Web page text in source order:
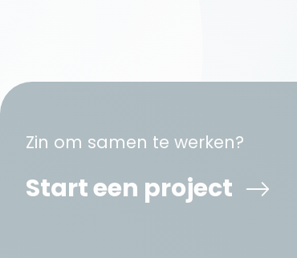
Zin om samen te werken?
Start een project